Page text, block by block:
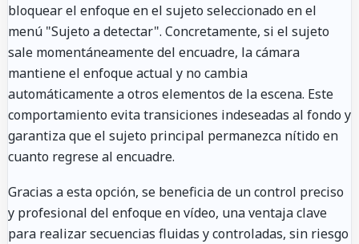
bloquear el enfoque en el sujeto seleccionado en el
menú "Sujeto a detectar". Concretamente, si el sujeto
sale momentáneamente del encuadre, la cámara
mantiene el enfoque actual y no cambia
automáticamente a otros elementos de la escena. Este
comportamiento evita transiciones indeseadas al fondo y
garantiza que el sujeto principal permanezca nítido en
cuanto regrese al encuadre.
Gracias a esta opción, se beneficia de un control preciso
y profesional del enfoque en vídeo, una ventaja clave
para realizar secuencias fluidas y controladas, sin riesgo